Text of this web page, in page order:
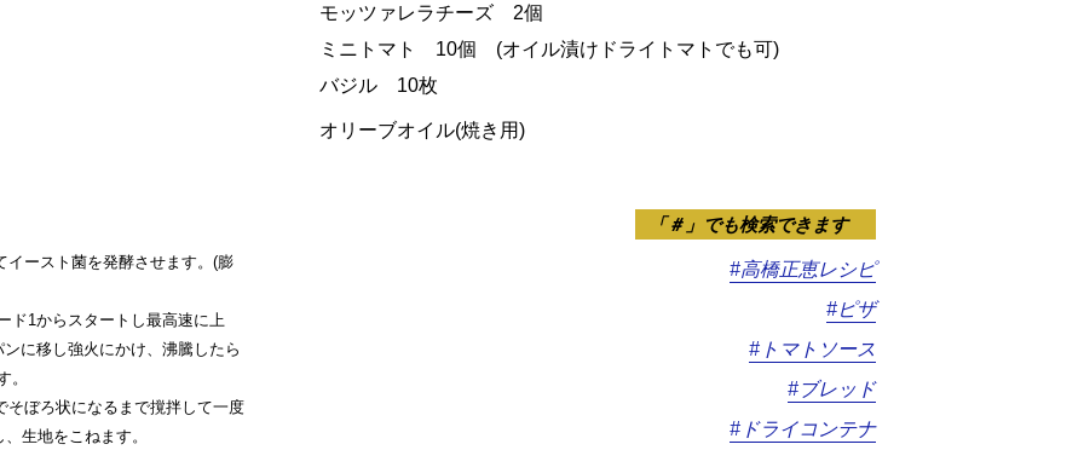
モッツァレラチーズ 2個
ミニトマト 10個 (オイル漬けドライトマトでも可)
バジル 10枚
オリーブオイル(焼き用)
「＃」でも検索できます
#高橋正恵レシピ
#ピザ
#トマトソース
#ブレッド
#ドライコンテナ
イースト菌を発酵させます。(膨
ド1からスタートし最高速に上
に移し強火にかけ、沸騰したら
。
そぼろ状になるまで撹拌して一度
生地をこねます。